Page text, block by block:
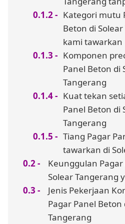
Kategori mutu
Beton di
kami tawarkan
Komponen
Panel Beton di
Tangerang
Kuat tekan
Panel Beton di
Tangerang
Tiang Pagar
tawarkan di
Keunggulan
Solear Tangerang
Jenis Pekerjaan
Pagar Panel Beton
Tangerang